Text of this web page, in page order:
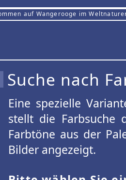
auf Wangerooge im
Suche nach
Eine spezielle
stellt die Farbsuche
Farbtöne aus der
Bilder angezeigt.